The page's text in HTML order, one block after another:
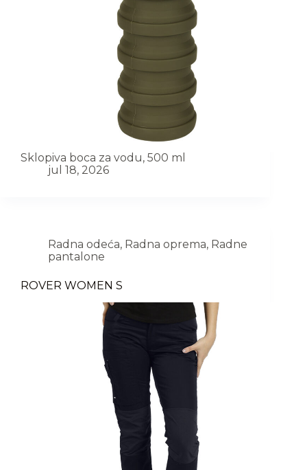
Sklopiva boca za vodu, 500 ml
jul 18, 2026
Radna odeća, Radna oprema, Radne
pantalone
ROVER WOMEN S